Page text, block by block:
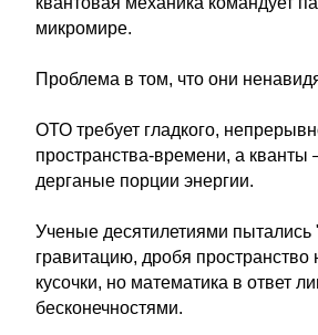
микромире.
Проблема в том, что они
ОТО требует гладкого,
пространства-времени, а кванты
дерганые порции энергии.
Ученые десятилетиями пытались
гравитацию, дробя пространство
кусочки, но математика в ответ
бесконечностями.